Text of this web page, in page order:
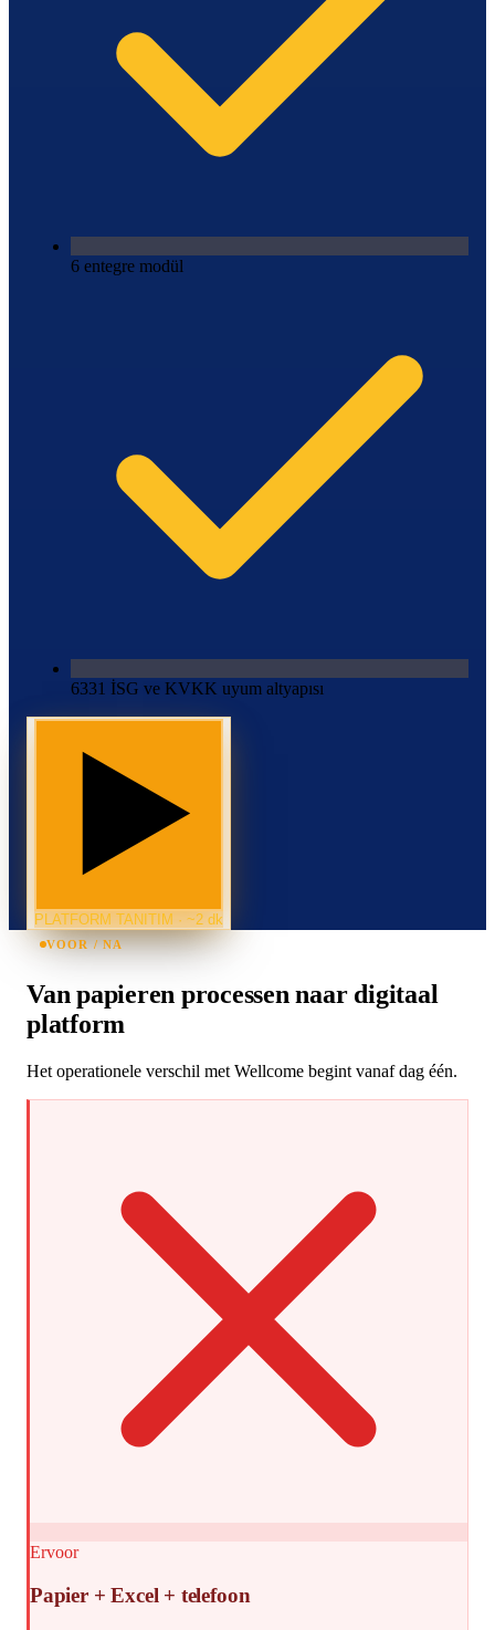
6 entegre modül
6331 İSG ve KVKK uyum altyapısı
PLATFORM TANITIM · ~2 dk
VOOR / NA
Van papieren processen naar digitaal
platform
Het operationele verschil met Wellcome begint vanaf dag één.
Ervoor
Papier + Excel + telefoon